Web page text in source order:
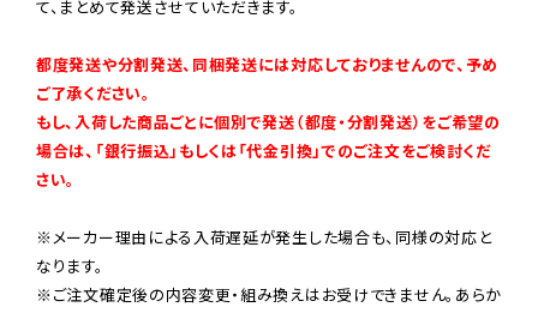
て、まとめて発送させていただきます。
都度発送や分割発送、同梱発送には対応しておりませんので、予め
ご了承ください。
もし、入荷した商品ごとに個別で発送（都度・分割発送）をご希望の
場合は、「銀行振込」もしくは「代金引換」でのご注文をご検討くだ
さい。
※メーカー理由による入荷遅延が発生した場合も、同様の対応と
なります。
※ご注文確定後の内容変更・組み換えはお受けできません。あらか